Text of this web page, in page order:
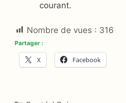
courant.
Nombre de vues : 316
Partager :
X Facebook